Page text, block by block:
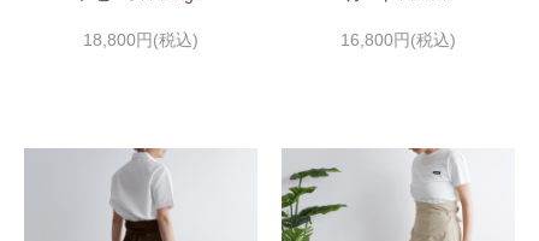
18,800円(税込) 16,800円(税込)